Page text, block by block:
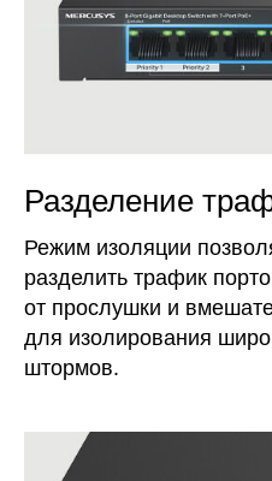
Разделение
Режим изоляции
разделить трафик
от прослушки и
для изолирования
штормов.